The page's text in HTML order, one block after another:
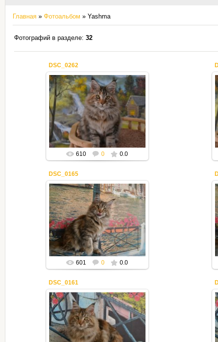
Главная » Фотоальбом » Yashma
Фотографий в разделе: 32
DSC_0262
30.12.2019
Mila2409
610 0 0.0
DSC_0165
30.12.2019
Mila2409
601 0 0.0
DSC_0161
30.12.2019
Mila2409